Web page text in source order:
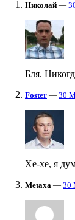
Николай —
Бля.
Foster — 30
Хе-хе, я
Metaxa — 30